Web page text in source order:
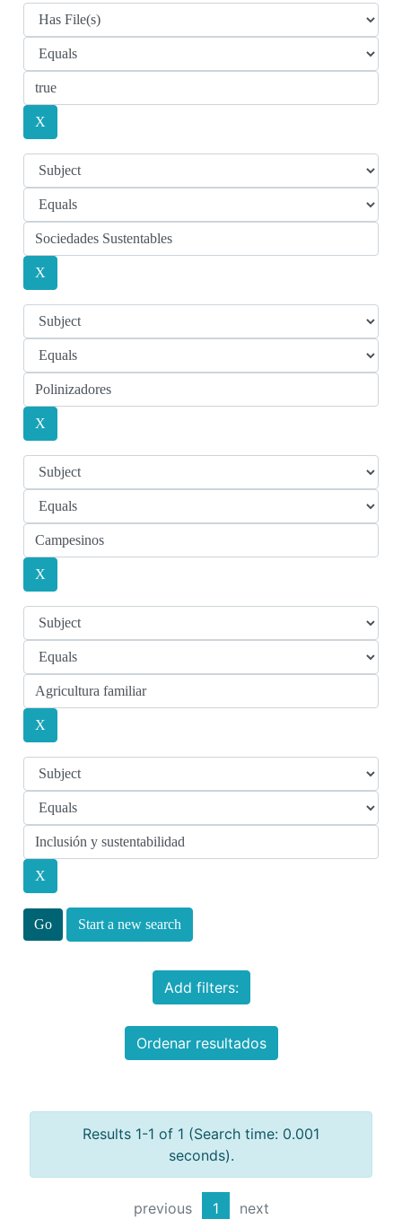
Start a new search
Add filters:
Ordenar resultados
Results 1-1 of 1 (Search time: 0.001
seconds).
previous 1 next